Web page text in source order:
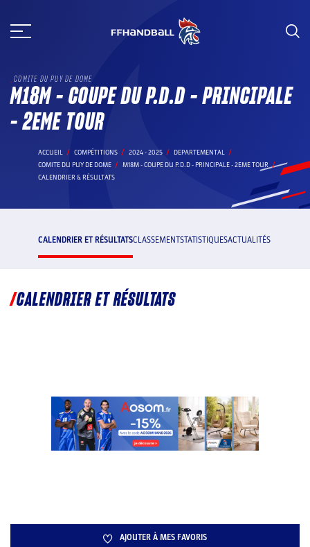
au
COMITE DU PUY DE DOME
M18M - COUPE DU P.D.D - PRINCIPALE
- 2EME TOUR
ACCUEIL COMPÉTITIONS 2024 - 2025
DEPARTEMENTAL
COMITE DU PUY DE DOME
M18M - COUPE DU P.D.D - PRINCIPALE - 2EME TOUR
CALENDRIER & RÉSULTATS
CALENDRIER ET RÉSULTATSCLASSEMENTSTATISTIQUESACTUALITÉS
CALENDRIER ET RÉSULTATS
AJOUTER À MES FAVORIS